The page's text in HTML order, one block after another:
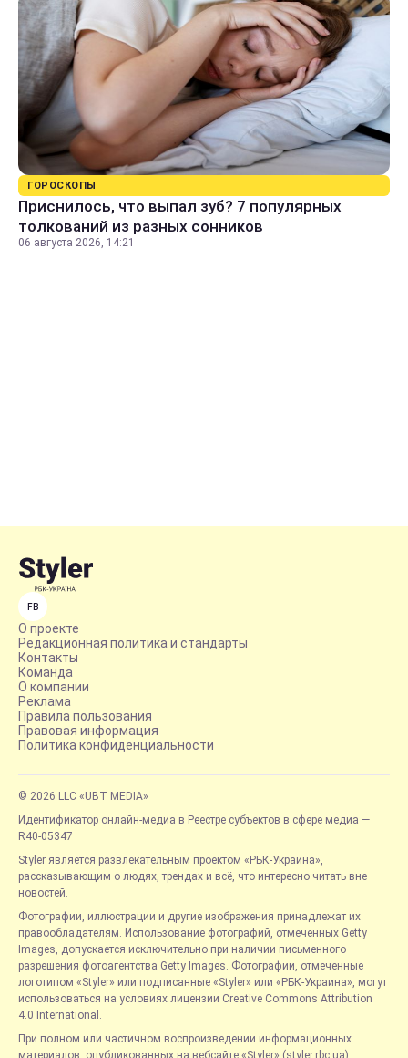
ГОРОСКОПЫ
Приснилось, что выпал зуб? 7 популярных
толкований из разных сонников
06 августа 2026, 14:21
FB
О проекте
Редакционная политика и стандарты
Контакты
Команда
О компании
Реклама
Правила пользования
Правовая информация
Политика конфиденциальности
© 2026 LLC «UBT MEDIA»
Идентификатор онлайн-медиа в Реестре субъектов в сфере медиа —
R40-05347
Styler является развлекательным проектом «РБК-Украина»,
рассказывающим о людях, трендах и всё, что интересно читать вне
новостей.
Фотографии, иллюстрации и другие изображения принадлежат их
правообладателям. Использование фотографий, отмеченных Getty
Images, допускается исключительно при наличии письменного
разрешения фотоагентства Getty Images. Фотографии, отмеченные
логотипом «Styler» или подписанные «Styler» или «РБК-Украина», могут
использоваться на условиях лицензии Creative Commons Attribution
4.0 International.
При полном или частичном воспроизведении информационных